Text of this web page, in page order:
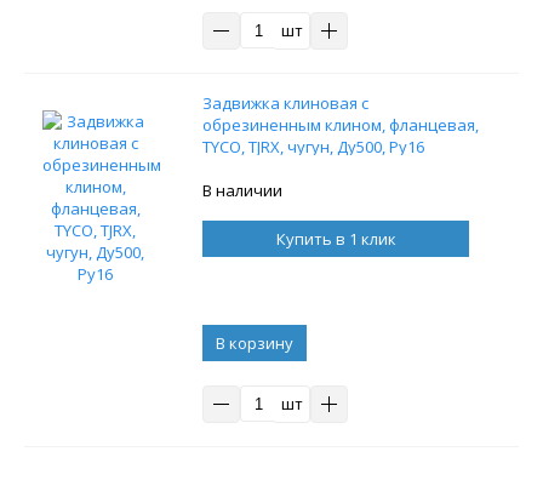
шт
Задвижка клиновая с
обрезиненным клином, фланцевая,
TYCO, TJRX, чугун, Ду500, Ру16
В наличии
Купить в 1 клик
В корзину
шт